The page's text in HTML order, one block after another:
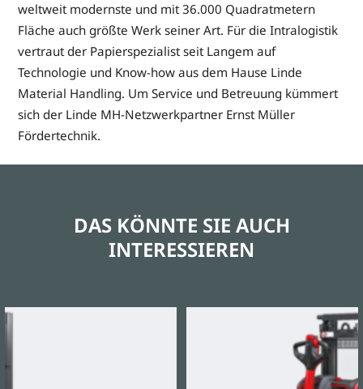
weltweit modernste und mit 36.000 Quadratmetern
Fläche auch größte Werk seiner Art. Für die Intralogistik
vertraut der Papierspezialist seit Langem auf
Technologie und Know-how aus dem Hause Linde
Material Handling. Um Service und Betreuung kümmert
sich der Linde MH-Netzwerkpartner Ernst Müller
Fördertechnik.
DAS KÖNNTE SIE AUCH
INTERESSIEREN